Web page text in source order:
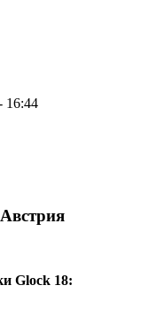
16:44
Glock 18: